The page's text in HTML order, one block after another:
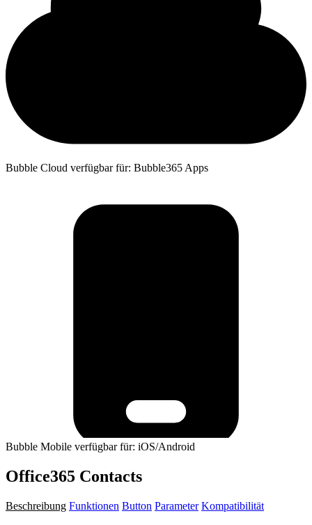
Bubble Cloud verfügbar für: Bubble365 Apps
Bubble Mobile verfügbar für: iOS/Android
Office365 Contacts
Beschreibung Funktionen Button Parameter Kompatibilität